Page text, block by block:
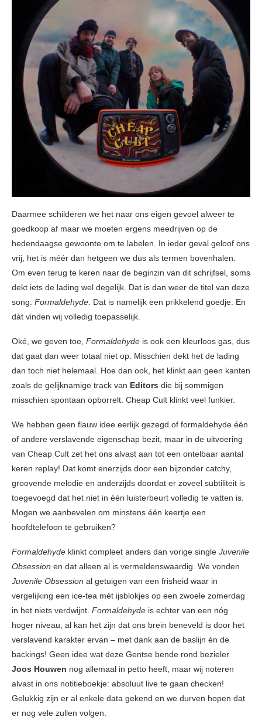
Daarmee schilderen we het naar ons eigen gevoel alweer te
goedkoop af maar we moeten ergens meedrijven op de
hedendaagse gewoonte om te labelen. In ieder geval geloof ons
vrij, het is méér dan hetgeen we dus als termen bovenhalen.
Om even terug te keren naar de beginzin van dit schrijfsel, soms
dekt iets de lading wel degelijk. Dat is dan weer de titel van deze
song: Formaldehyde . Dat is namelijk een prikkelend goedje. En
dàt vinden wij volledig toepasselijk.
Oké, we geven toe, Formaldehyde is ook een kleurloos gas, dus
dat gaat dan weer totaal niet op. Misschien dekt het de lading
dan toch niet helemaal. Hoe dan ook, het klinkt aan geen kanten
zoals de gelijknamige track van Editors die bij sommigen
misschien spontaan opborrelt. Cheap Cult klinkt veel funkier.
We hebben geen flauw idee eerlijk gezegd of formaldehyde één
of andere verslavende eigenschap bezit, maar in de uitvoering
van Cheap Cult zet het ons alvast aan tot een ontelbaar aantal
keren replay! Dat komt enerzijds door een bijzonder catchy,
groovende melodie en anderzijds doordat er zoveel subtiliteit is
toegevoegd dat het niet in één luisterbeurt volledig te vatten is.
Mogen we aanbevelen om minstens één keertje een
hoofdtelefoon te gebruiken?
Formaldehyde klinkt compleet anders dan vorige single Juvenile
Obsession en dat alleen al is vermeldenswaardig. We vonden
Juvenile Obsession al getuigen van een frisheid waar in
vergelijking een ice-tea mét ijsblokjes op een zwoele zomerdag
in het niets verdwijnt. Formaldehyde is echter van een nóg
hoger niveau, al kan het zijn dat ons brein beneveld is door het
verslavend karakter ervan – met dank aan de baslijn én de
backings! Geen idee wat deze Gentse bende rond bezieler
Joos Houwen nog allemaal in petto heeft, maar wij noteren
alvast in ons notitieboekje: absoluut live te gaan checken!
Gelukkig zijn er al enkele data gekend en we durven hopen dat
er nog vele zullen volgen.